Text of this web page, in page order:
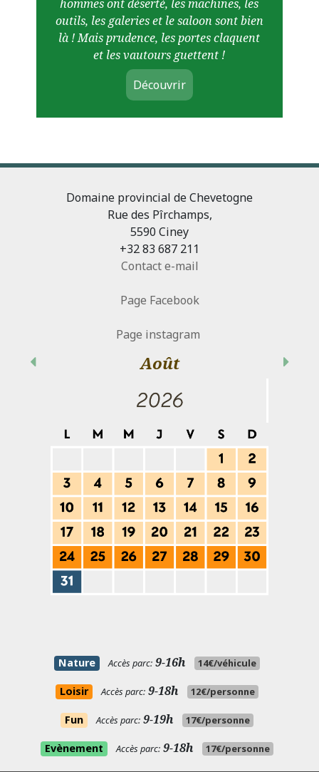
hommes ont déserté, les machines, les
outils, les galeries et le saloon sont bien
là ! Mais prudence, les portes claquent
et les vautours guettent !
Découvrir
Domaine provincial de Chevetogne
Rue des Pîrchamps,
5590 Ciney
+32 83 687 211
Contact e-mail
Page Facebook
Page instagram
Août
Précédent
Nature Accès parc: 9-16h 14€/véhicule
Loisir Accès parc: 9-18h 12€/personne
Fun Accès parc: 9-19h 17€/personne
Evènement Accès parc: 9-18h 17€/personne